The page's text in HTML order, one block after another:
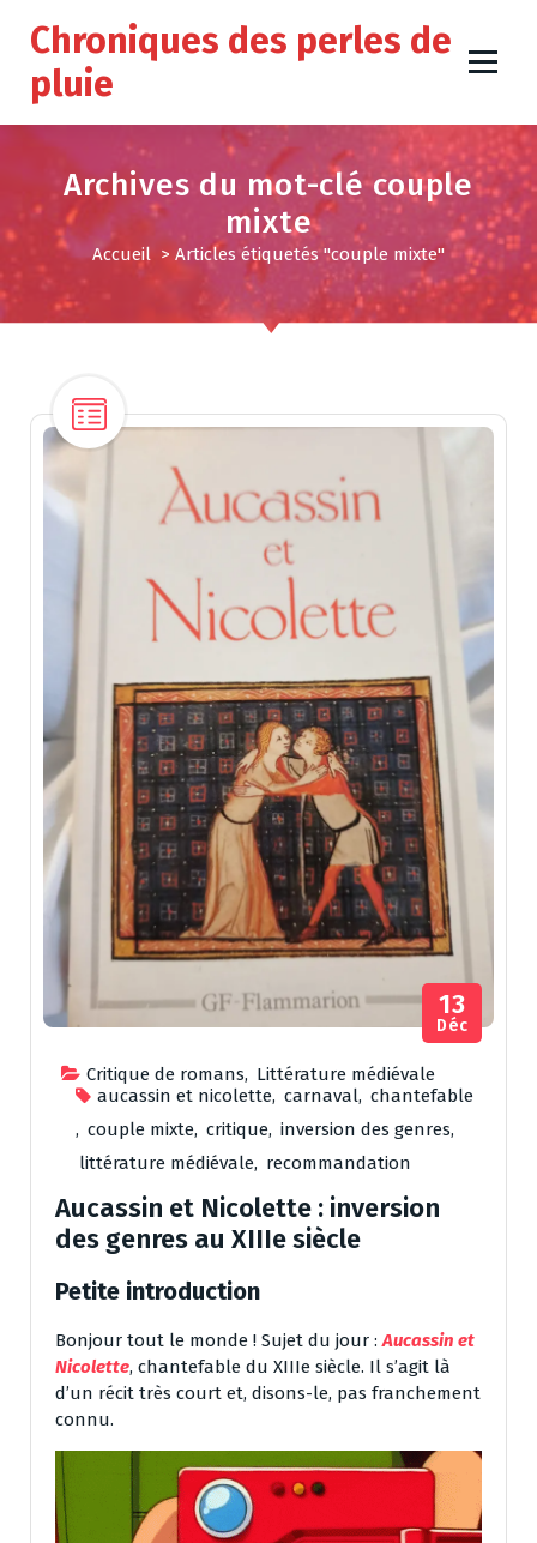
t
e
n
Chroniques des perles de
pluie
Archives du mot-clé couple
mixte
Accueil > Articles étiquetés "couple mixte"
Critique de romans, Littérature médiévale
aucassin et nicolette, carnaval, chantefable
, couple mixte, critique, inversion des genres,
littérature médiévale, recommandation
13
Déc
Aucassin et Nicolette : inversion
des genres au XIIIe siècle
Petite introduction
Bonjour tout le monde ! Sujet du jour :Aucassin et
Nicolette, chantefable du XIIIe siècle. Il s’agit là
d’un récit très court et, disons-le, pas franchement
connu.